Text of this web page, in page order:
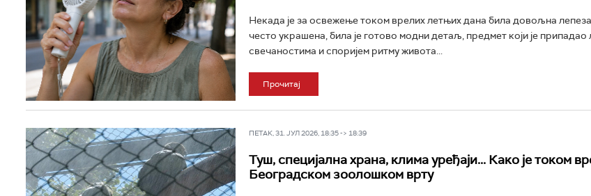
Некада је за освежење током врелих летњих дана била довољна
често украшена, била је готово модни детаљ, предмет који је
свечаностима и споријем ритму живота...
Прочитај
ПЕТАК, 31. ЈУЛ 2026, 18:35 -> 18:39
Туш, специјална храна, клима уређаји... Како је током
Београдском зоолошком врту